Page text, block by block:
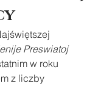
Preswiatoj
w roku
z liczby